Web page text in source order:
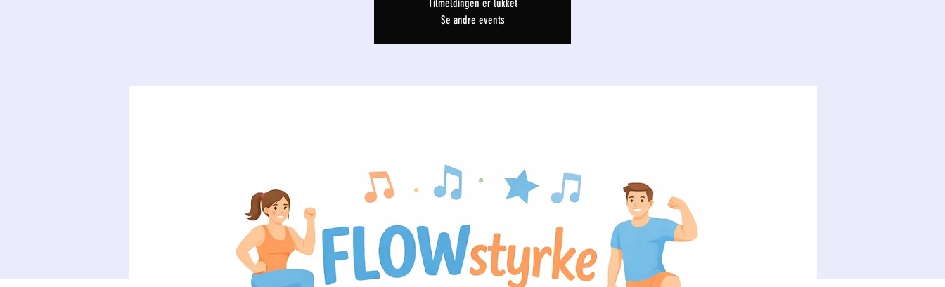
Tilmeldingen er lukket
Se andre events